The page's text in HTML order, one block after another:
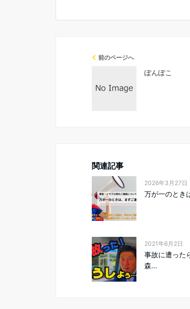
前のページへ
ぽんぽこ
関連記事
2026年3月27日
万が一のとき
2021年6月2日
事故に遭った
森...